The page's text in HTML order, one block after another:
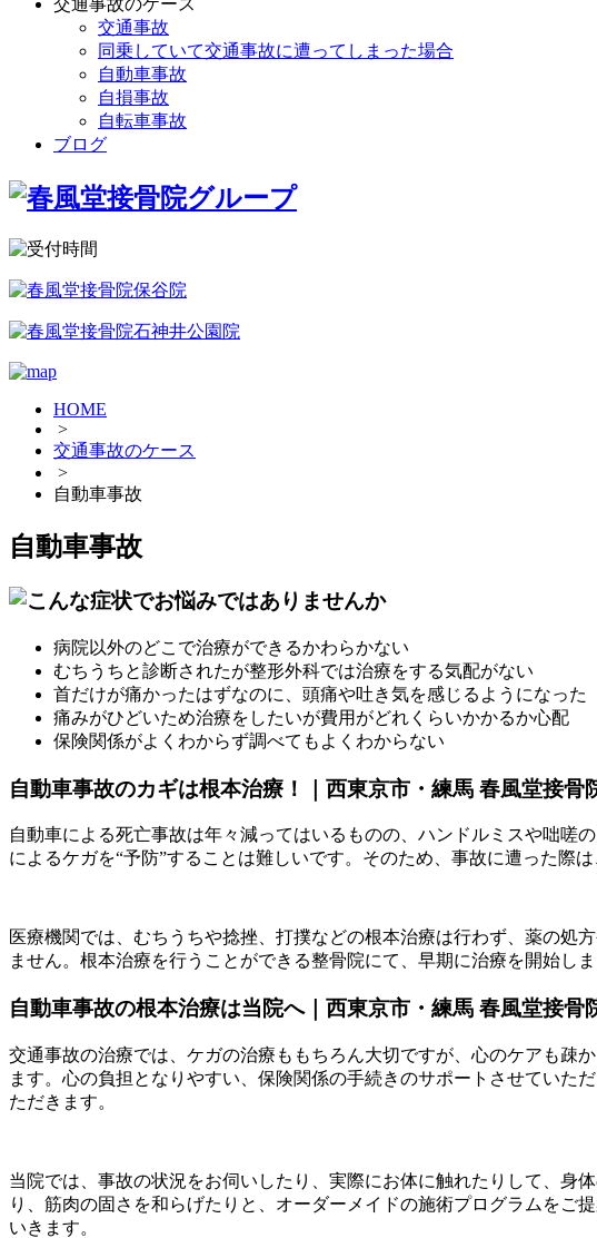
交通事故のケース
交通事故
同乗していて交通事故に遭ってしまった場合
自動車事故
自損事故
自転車事故
ブログ
HOME
>
交通事故のケース
>
自動車事故
自動車事故
病院以外のどこで治療ができるかわらかない
むちうちと診断されたが整形外科では治療をする気配がない
首だけが痛かったはずなのに、頭痛や吐き気を感じるようになった
痛みがひどいため治療をしたいが費用がどれくらいかかるか心配
保険関係がよくわからず調べてもよくわからない
自動車事故のカギは根本治療！｜西東京市・練馬 春風堂接骨
自動車による死亡事故は年々減ってはいるものの、ハンドルミスや咄嗟
によるケガを“予防”することは難しいです。そのため、事故に遭った際
医療機関では、むちうちや捻挫、打撲などの根本治療は行わず、薬の処
ません。根本治療を行うことができる整骨院にて、早期に治療を開始しま
自動車事故の根本治療は当院へ｜西東京市・練馬 春風堂接骨
交通事故の治療では、ケガの治療ももちろん大切ですが、心のケアも疎
ます。心の負担となりやすい、保険関係の手続きのサポートさせていた
ただきます。
当院では、事故の状況をお伺いしたり、実際にお体に触れたりして、身
り、筋肉の固さを和らげたりと、オーダーメイドの施術プログラムをご
いきます。